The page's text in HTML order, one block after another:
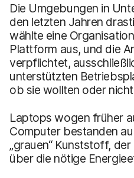
Die Umgebungen in
den letzten Jahren
wählte eine
Plattform aus, und die
verpflichtet,
unterstützten
ob sie wollten oder
Laptops wogen früher
Computer bestanden
„grauen“ Kunststoff,
über die nötige